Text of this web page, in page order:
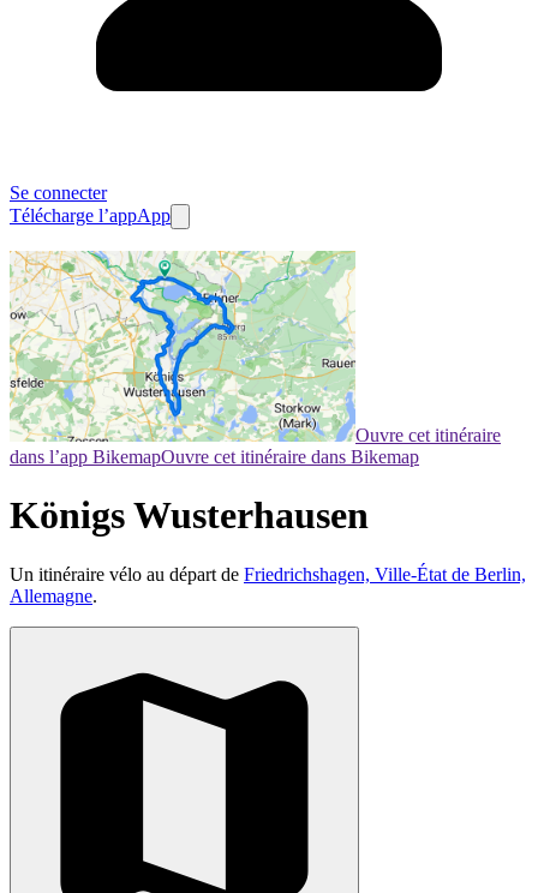
Se connecter
Télécharge l’appApp
Ouvre cet itinéraire
dans l’app BikemapOuvre cet itinéraire dans Bikemap
Königs Wusterhausen
Un itinéraire vélo au départ de Friedrichshagen, Ville-État de Berlin,
Allemagne.